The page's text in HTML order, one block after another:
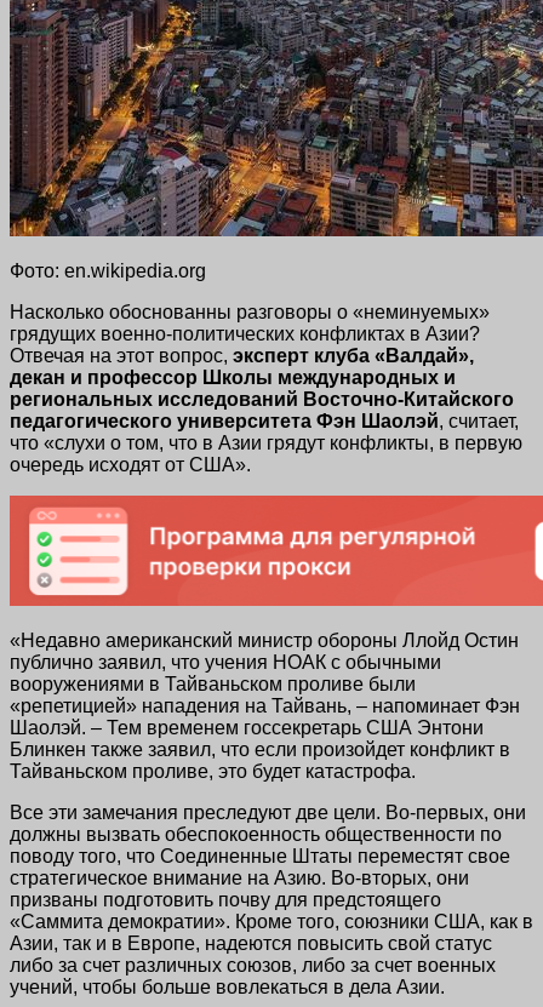
Фото: en.wikipedia.org
Насколько обоснованны разговоры о «неминуемых»
грядущих военно-политических конфликтах в Азии?
Отвечая на этот вопрос, эксперт клуба «Валдай»,
декан и профессор Школы международных и
региональных исследований Восточно-Китайского
педагогического университета Фэн Шаолэй, считает,
что «слухи о том, что в Азии грядут конфликты, в первую
очередь исходят от США».
«Недавно американский министр обороны Ллойд Остин
публично заявил, что учения НОАК с обычными
вооружениями в Тайваньском проливе были
«репетицией» нападения на Тайвань, – напоминает Фэн
Шаолэй. – Тем временем госсекретарь США Энтони
Блинкен также заявил, что если произойдет конфликт в
Тайваньском проливе, это будет катастрофа.
Все эти замечания преследуют две цели. Во-первых, они
должны вызвать обеспокоенность общественности по
поводу того, что Соединенные Штаты переместят свое
стратегическое внимание на Азию. Во-вторых, они
призваны подготовить почву для предстоящего
«Саммита демократии». Кроме того, союзники США, как в
Азии, так и в Европе, надеются повысить свой статус
либо за счет различных союзов, либо за счет военных
учений, чтобы больше вовлекаться в дела Азии.